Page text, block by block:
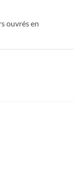
ouvrés en